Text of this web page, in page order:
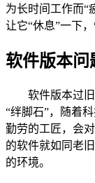
为长时间工作而“
让它“休息”一下
软件版本问
软件版本过
“绊脚石”，随着
勤劳的工匠，会
的软件就如同老
的环境。